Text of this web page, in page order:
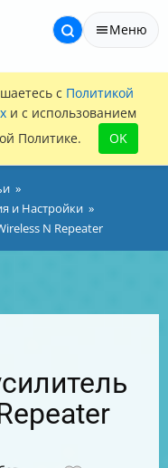
Меню
с Политикой
и с использованием
Политике.
OK
и Настройки
N Repeater